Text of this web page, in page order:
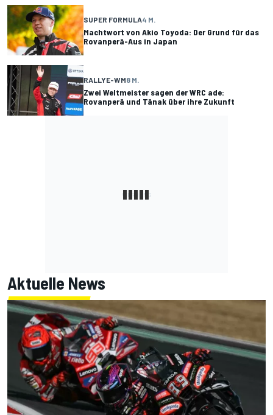
SUPER FORMULA4 M.
Machtwort von Akio Toyoda: Der Grund für das
Rovanperä-Aus in Japan
RALLYE-WM8 M.
Zwei Weltmeister sagen der WRC ade:
Rovanperä und Tänak über ihre Zukunft
Aktuelle News